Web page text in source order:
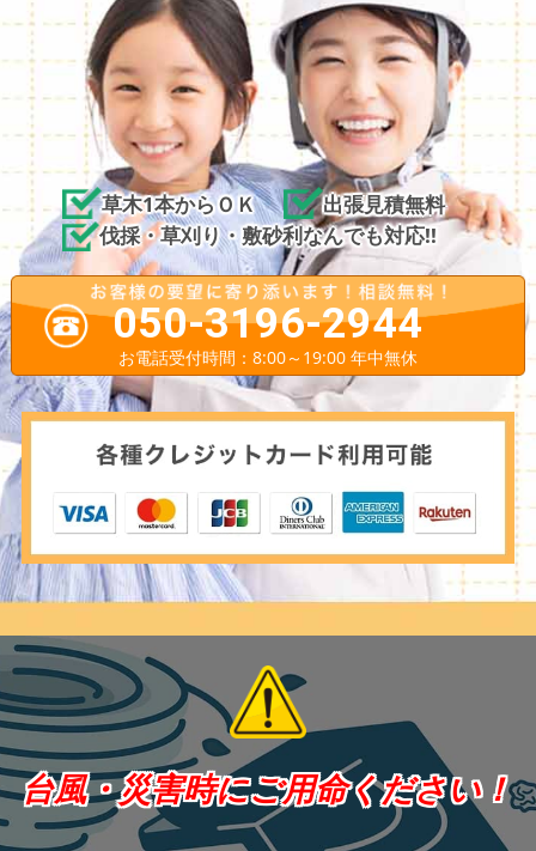
草木1本からＯＫ
出張見積無料
伐採・草刈り・敷砂利なんでも対応!!
050-3196-2944
お電話受付時間：8:00～19:00 年中無休
台風・災害時にご用命ください！